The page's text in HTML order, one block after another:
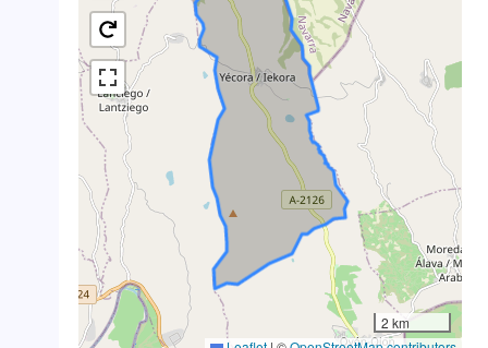
2 km